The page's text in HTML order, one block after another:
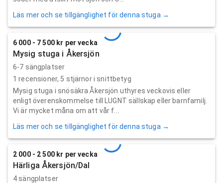
Läs mer och se tillgänglighet för denna stuga →
6 000 - 7 500 kr per vecka
Mysig stuga i Åkersjön
6-7 sängplatser
1 recensioner, 5 stjärnor i snittbetyg
Mysig stuga i snösäkra Åkersjön uthyres veckovis eller
enligt överenskommelse till LUGNT sällskap eller barnfamilj.
Vi är mycket måna om att vår f...
Läs mer och se tillgänglighet för denna stuga →
2 000 - 2 500 kr per vecka
Härliga Åkersjön/Dal
4 sängplatser